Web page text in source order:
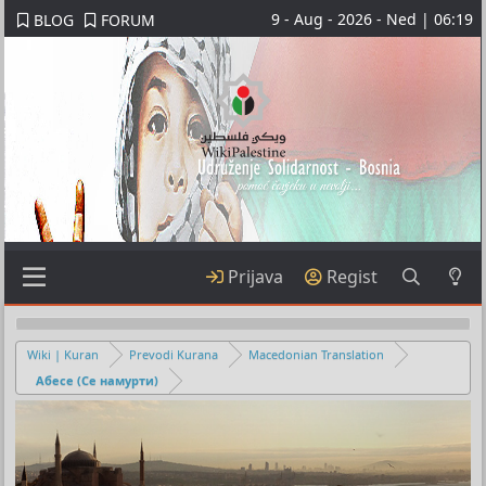
BLOG FORUM 9 - Aug - 2026 - Ned | 06:19
Prijava Regist
Wiki | Kuran Prevodi Kurana
Macedonian Translation
Абесе (Се намурти)